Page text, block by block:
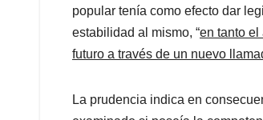
popular tenía como efecto dar
estabilidad al mismo, “en tanto el
futuro a través de un nuevo
La prudencia indica en